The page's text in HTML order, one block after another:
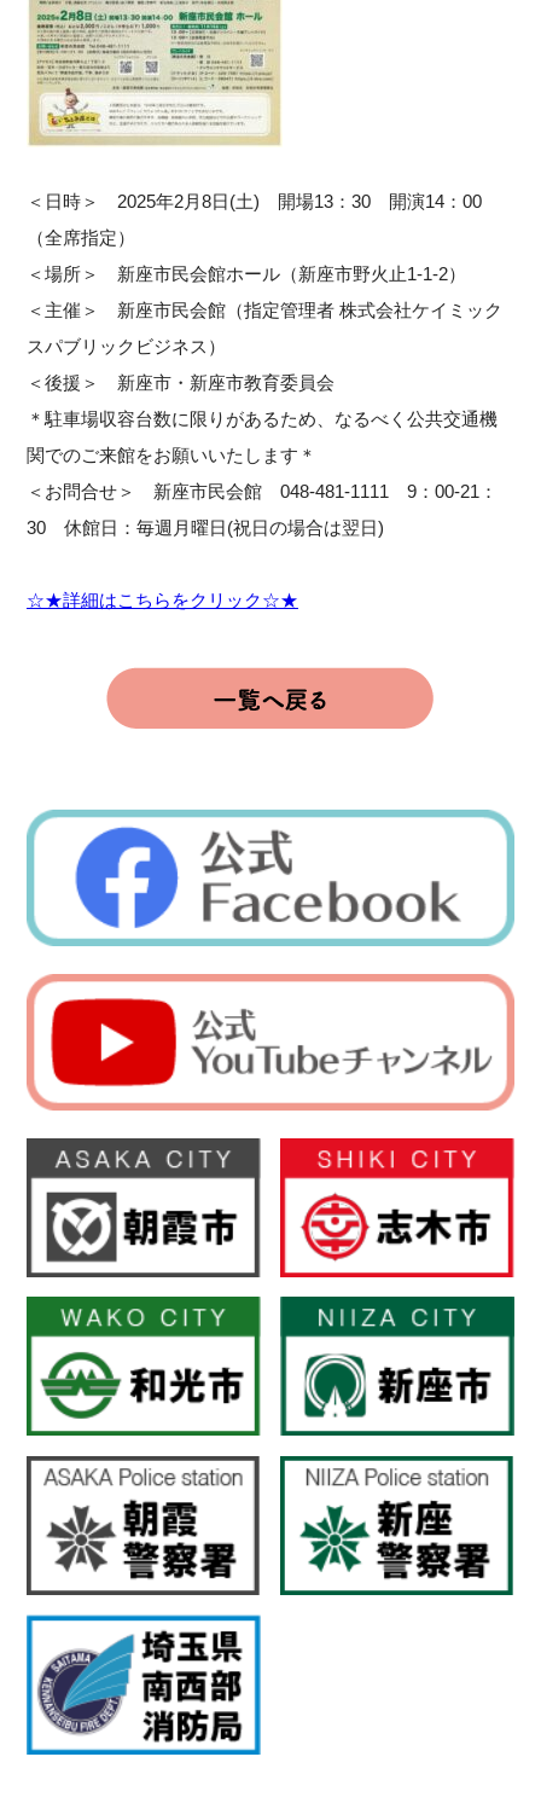
＜日時＞ 2025年2月8日(土) 開場13：30 開演14：00
（全席指定）
＜場所＞ 新座市民会館ホール（新座市野火止1-1-2）
＜主催＞ 新座市民会館（指定管理者 株式会社ケイミック
スパブリックビジネス）
＜後援＞ 新座市・新座市教育委員会
＊駐車場収容台数に限りがあるため、なるべく公共交通機
関でのご来館をお願いいたします＊
＜お問合せ＞ 新座市民会館 048-481-1111 9：00-21：
30 休館日：毎週月曜日(祝日の場合は翌日)
☆★詳細はこちらをクリック☆★